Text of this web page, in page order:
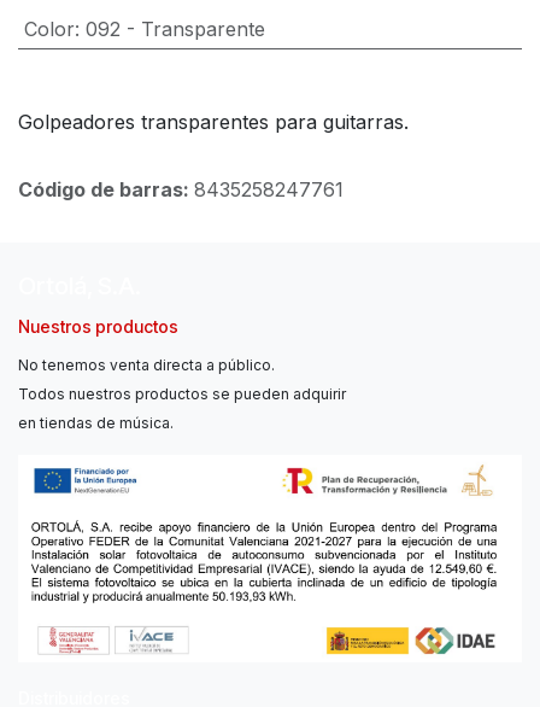
Color: 092 - Transparente
Golpeadores transparentes para guitarras.
Código de barras: 8435258247761
Nuestros productos
No tenemos venta directa a público.
Todos nuestros productos se pueden adquirir
en tiendas de música.